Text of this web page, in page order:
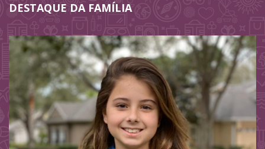
DESTAQUE DA FAMÍLIA